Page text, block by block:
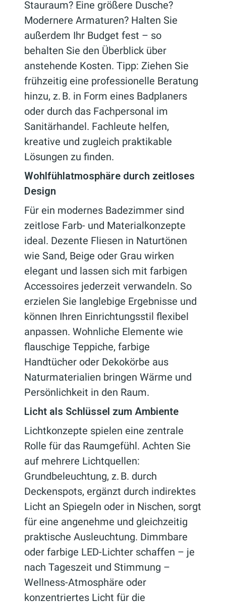
Stauraum? Eine größere Dusche?
Modernere Armaturen? Halten Sie
außerdem Ihr Budget fest – so
behalten Sie den Überblick über
anstehende Kosten. Tipp: Ziehen Sie
frühzeitig eine professionelle Beratung
hinzu, z. B. in Form eines Badplaners
oder durch das Fachpersonal im
Sanitärhandel. Fachleute helfen,
kreative und zugleich praktikable
Lösungen zu finden.
Wohlfühlatmosphäre durch zeitloses
Design
Für ein modernes Badezimmer sind
zeitlose Farb- und Materialkonzepte
ideal. Dezente Fliesen in Naturtönen
wie Sand, Beige oder Grau wirken
elegant und lassen sich mit farbigen
Accessoires jederzeit verwandeln. So
erzielen Sie langlebige Ergebnisse und
können Ihren Einrichtungsstil flexibel
anpassen. Wohnliche Elemente wie
flauschige Teppiche, farbige
Handtücher oder Dekokörbe aus
Naturmaterialien bringen Wärme und
Persönlichkeit in den Raum.
Licht als Schlüssel zum Ambiente
Lichtkonzepte spielen eine zentrale
Rolle für das Raumgefühl. Achten Sie
auf mehrere Lichtquellen:
Grundbeleuchtung, z. B. durch
Deckenspots, ergänzt durch indirektes
Licht an Spiegeln oder in Nischen, sorgt
für eine angenehme und gleichzeitig
praktische Ausleuchtung. Dimmbare
oder farbige LED-Lichter schaffen – je
nach Tageszeit und Stimmung –
Wellness-Atmosphäre oder
konzentriertes Licht für die